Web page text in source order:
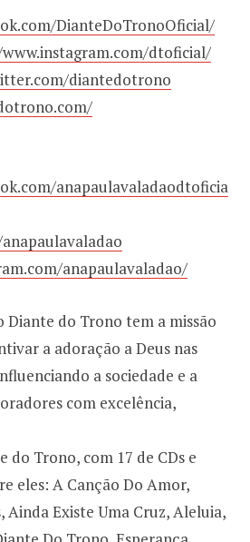
DianteDoTronoOficial/
dtoficial/
diantedotrono
anapaulavaladaodtoficia
anapaulavaladao/
Diante do Trono tem a missão
a adoração a Deus nas
a sociedade e a
com excelência,
do Trono, com 17 de CDs e
eles: A Canção Do Amor,
Ainda Existe Uma Cruz, Aleluia,